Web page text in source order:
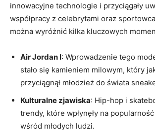
innowacyjne technologie i przyciągały
współpracy z celebrytami oraz
można wyróżnić kilka kluczowych
Air Jordan I: Wprowadzenie tego
stało się kamieniem milowym, który
przyciągnął młodzież do świata
Kulturalne zjawiska: Hip-hop i
trendy, które wpłynęły na
wśród młodych ludzi.